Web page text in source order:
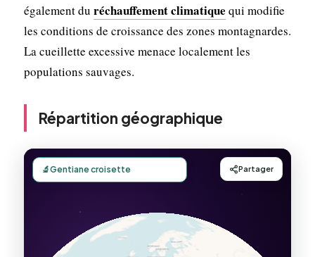
également du réchauffement climatique qui modifie
les conditions de croissance des zones montagnardes.
La cueillette excessive menace localement les
populations sauvages.
Répartition géographique